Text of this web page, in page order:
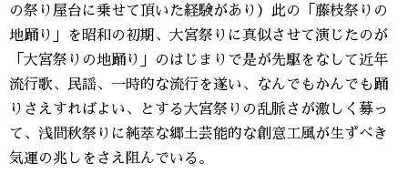
の祭り屋台に乗せて頂いた経験があり）此の「藤枝祭りの
地踊り」を昭和の初期、大宮祭りに真似させて演じたのが
「大宮祭りの地踊り」のはじまりで是が先駆をなして近年
流行歌、民謡、一時的な流行を遂い、なんでもかんでも踊
りさえすればよい、とする大宮祭りの乱脈さが激しく募っ
て、浅間秋祭りに純萃な郷土芸能的な創意工風が生ずべき
気運の兆しをさえ阻んでいる。